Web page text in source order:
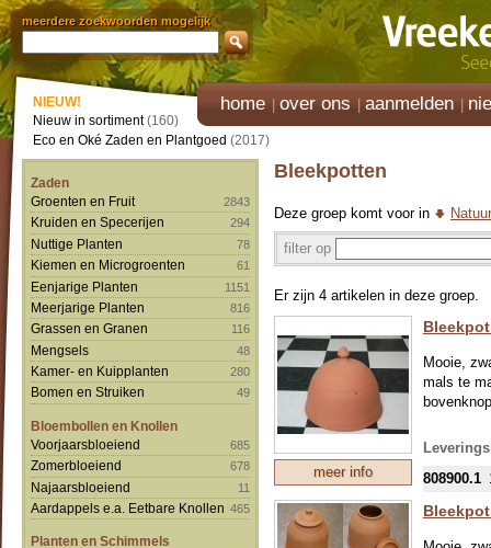
meerdere zoekwoorden mogelijk
home over ons aanmelden
NIEUW!
Nieuw in sortiment(160)
Eco en Oké Zaden en Plantgoed (2017)
Zaden
Groenten en Fruit
2843
Kruiden en Specerijen 294
Nuttige Planten 78
Kiemen en Microgroenten 61
Eenjarige Planten 1151
Meerjarige Planten 816
Grassen en Granen 116
Mengsels 48
Kamer- en Kuipplanten 280
Bomen en Struiken 49
Bloembollen en Knollen
Voorjaarsbloeiend
685
Zomerbloeiend 678
Najaarsbloeiend 11
Aardappels e.a. Eetbare Knollen 465
Planten en Schimmels
Bleekpotten
Deze groep komt voor in
filter op
Er zijn 4 artikelen in deze groep.
meer info
Mooie,
mals te
GRAAG
808900.1